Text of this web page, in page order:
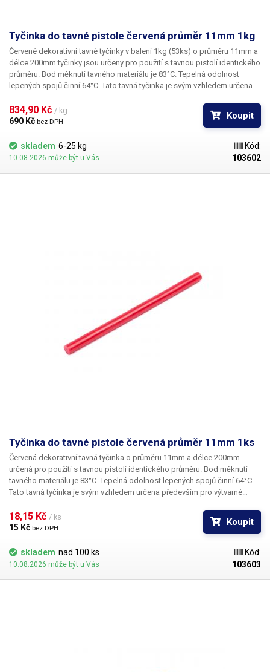
Tyčinka do tavné pistole červená průměr 11mm 1kg
Červené dekorativní tavné tyčinky v balení 1kg (53ks) o průměru 11mm a
délce 200mm tyčinky jsou určeny pro použití s tavnou pistolí identického
průměru. Bod měknutí tavného materiálu je 83°C. Tepelná odolnost
lepených spojů činní 64°C. Tato tavná tyčinka je svým vzhledem určena
se vyznačují výbornou přilnavostí k všem běžným povrchům a
materiálům jako je například dřevo, plast, karton, plasty, keramika, korek,
834,90 Kč / kg
690 Kč bez DPH
Koupit
skladem 6-25 kg
10.08.2026 může být u Vás
Kód:
103602
Tyčinka do tavné pistole červená průměr 11mm 1ks
Červená dekorativní tavná tyčinka o průměru 11mm a délce 200mm
určená pro použití s tavnou pistolí identického průměru. Bod měknutí
tavného materiálu je 83°C. Tepelná odolnost lepených spojů činní 64°C.
Tato tavná tyčinka je svým vzhledem určena především pro výtvarné
výbornou přilnavostí k všem běžným povrchům a materiálům jako je
například dřevo, plast, karton, plasty, keramika, korek, textil a mnoho
18,15 Kč / ks
15 Kč bez DPH
Koupit
skladem nad 100 ks
10.08.2026 může být u Vás
Kód:
103603